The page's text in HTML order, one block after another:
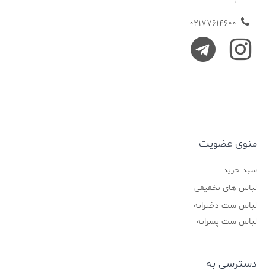
02177614600
منوی عضویت
سبد خرید
لباس های تخفیفی
لباس ست دخترانه
لباس ست پسرانه
دسترسی به